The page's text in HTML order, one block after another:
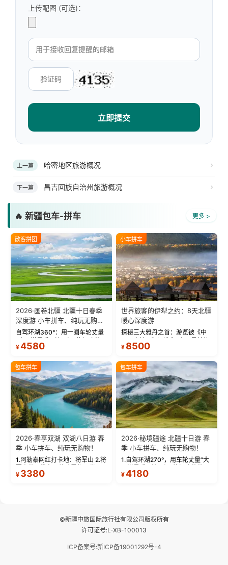
上传配图 (可选)：
立即提交
上一篇 哈密地区旅游概况
下一篇 昌吉回族自治州旅游概况
🔥 新疆包车-拼车 更多 >
散客拼团
2026·画卷北疆 北疆十日春季
深度游 小车拼车、纯玩无购
物！
自驾环湖360°：用一圈车轮丈量
“大西洋最后一滴眼泪”的极致蔚
蓝。 赛湖旅拍：甄选多款风格服
绝美瞬间。 赛湖坦克300跟车视
频：专业摄影师...
¥4580
小车拼车
世界旅客的伊犁之约：8天北疆
暖心深度游
探秘三大雅丹之首：游览被《中
国国家地理》评选为“中国最美的
三大雅丹”第一名的克拉玛依魔鬼
瓦人最大村落——禾木村，欣赏
晨雾与小木...
¥ 8500
包车拼车
2026·春享双湖 双湖八日游 春
季 小车拼车、纯玩无购物！
1.阿勒泰网红打卡地：将军山 2.将
军山落日缆车，体验雪都风光 3.
将军山，夕阳派对，蹦迪party 4.
¥ 3380
包车拼车
2026·秘境疆途 北疆十日游 春
季 小车拼车、纯玩无购物！
1.自驾环湖270°，用车轮丈量“大
西洋最后一滴眼泪”的极致蔚蓝，
让雪山、花海与深邃湖水在转弯
¥4180
©新疆中旅国际旅行社有限公司版权所有
许可证号:L-XB-100013
ICP备案号:新ICP备19001292号-4